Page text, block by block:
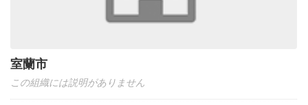
室蘭市
この組織には説明がありません